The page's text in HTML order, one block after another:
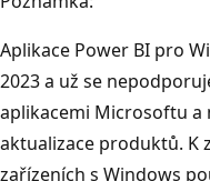
Aplikace Power BI pro
2023 a už se
aplikacemi Microsoftu a
aktualizace produktů. K
zařízeních s Windows